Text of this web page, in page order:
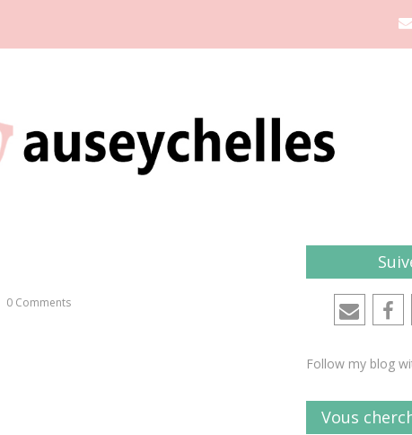
0 Comments
Follow my blog
Vous